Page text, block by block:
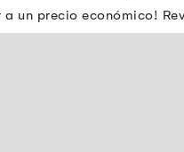
a un precio económico!